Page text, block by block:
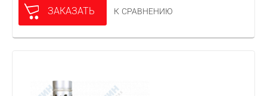
ЗАКАЗАТЬ К СРАВНЕНИЮ